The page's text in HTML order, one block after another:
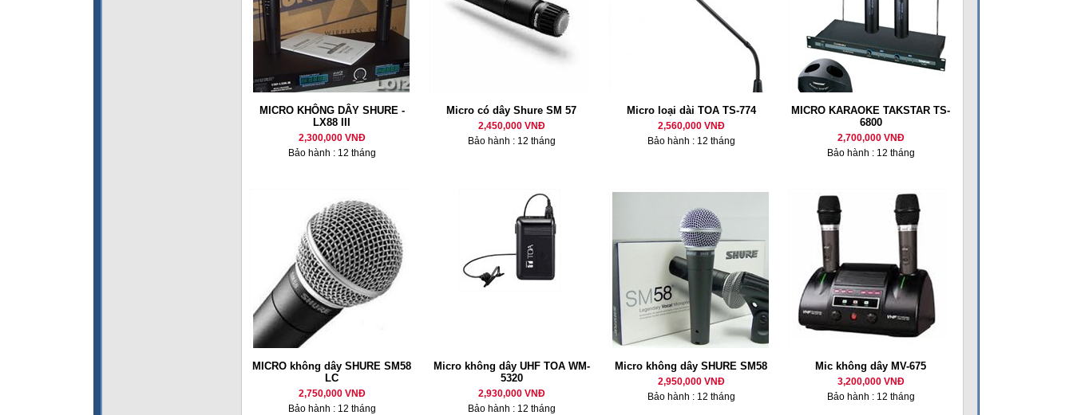
MICRO KHÔNG DÂY SHURE -
LX88 III
2,300,000 VNĐ
Bảo hành : 12 tháng
Micro có dây Shure SM 57
2,450,000 VNĐ
Bảo hành : 12 tháng
Micro loại dài TOA TS-774
2,560,000 VNĐ
Bảo hành : 12 tháng
MICRO KARAOKE TAKSTAR TS-
6800
2,700,000 VNĐ
Bảo hành : 12 tháng
MICRO không dây SHURE SM58
LC
2,750,000 VNĐ
Bảo hành : 12 tháng
Micro không dây UHF TOA WM-
5320
2,930,000 VNĐ
Bảo hành : 12 tháng
Micro không dây SHURE SM58
2,950,000 VNĐ
Bảo hành : 12 tháng
Mic không dây MV-675
3,200,000 VNĐ
Bảo hành : 12 tháng